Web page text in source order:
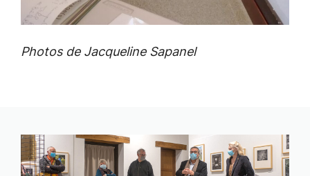
Photos de Jacqueline Sapanel